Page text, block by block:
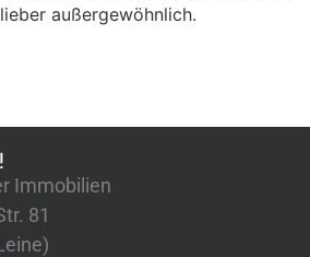
außergewöhnlich.
Immobilien
81